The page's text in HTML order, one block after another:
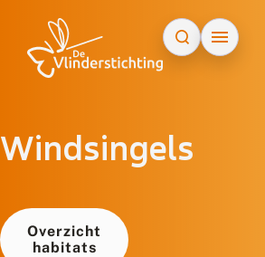
Windsingels
Overzicht
habitats